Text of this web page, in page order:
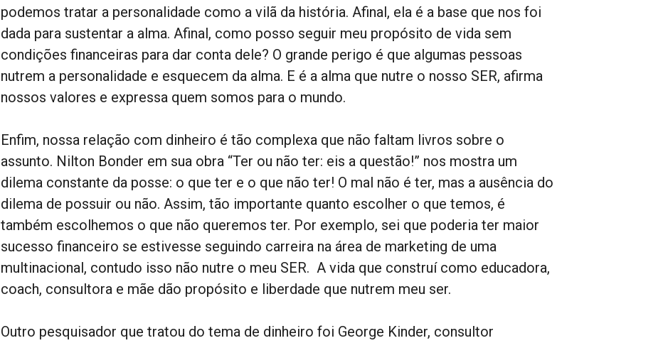
podemos tratar a personalidade como a vilã da história. Afinal, ela é a base que nos foi
dada para sustentar a alma. Afinal, como posso seguir meu propósito de vida sem
condições financeiras para dar conta dele? O grande perigo é que algumas pessoas
nutrem a personalidade e esquecem da alma. E é a alma que nutre o nosso SER, afirma
nossos valores e expressa quem somos para o mundo.
Enfim, nossa relação com dinheiro é tão complexa que não faltam livros sobre o
assunto. Nilton Bonder em sua obra “Ter ou não ter: eis a questão!” nos mostra um
dilema constante da posse: o que ter e o que não ter! O mal não é ter, mas a ausência do
dilema de possuir ou não. Assim, tão importante quanto escolher o que temos, é
também escolhemos o que não queremos ter. Por exemplo, sei que poderia ter maior
sucesso financeiro se estivesse seguindo carreira na área de marketing de uma
multinacional, contudo isso não nutre o meu SER. A vida que construí como educadora,
coach, consultora e mãe dão propósito e liberdade que nutrem meu ser.
Outro pesquisador que tratou do tema de dinheiro foi George Kinder, consultor